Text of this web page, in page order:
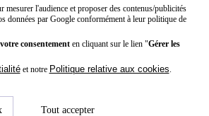
l'audience et proposer des contenus/publicités
données par Google conformément à leur politique de
consentementen cliquant sur le lien "Gérer les
et notre Politique relative aux cookies
Tout accepter